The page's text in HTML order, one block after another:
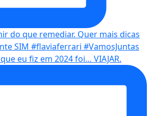
eu fiz em 2024 foi… VIAJAR.